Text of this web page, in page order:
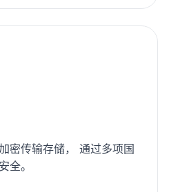
密传输存储， 通过多项国
全。